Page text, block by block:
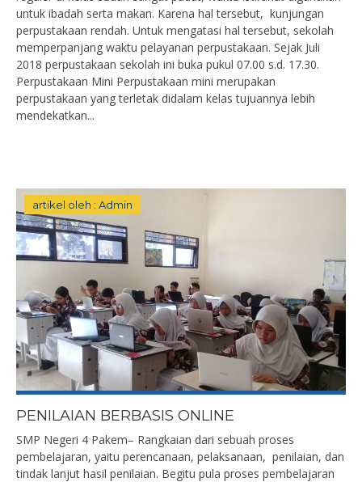
untuk ibadah serta makan. Karena hal tersebut, kunjungan
perpustakaan rendah. Untuk mengatasi hal tersebut, sekolah
memperpanjang waktu pelayanan perpustakaan. Sejak Juli
2018 perpustakaan sekolah ini buka pukul 07.00 s.d. 17.30.
Perpustakaan Mini Perpustakaan mini merupakan
perpustakaan yang terletak didalam kelas tujuannya lebih
mendekatkan...
artikel oleh : Admin
PENILAIAN BERBASIS ONLINE
SMP Negeri 4 Pakem– Rangkaian dari sebuah proses
pembelajaran, yaitu perencanaan, pelaksanaan, penilaian, dan
tindak lanjut hasil penilaian. Begitu pula proses pembelajaran